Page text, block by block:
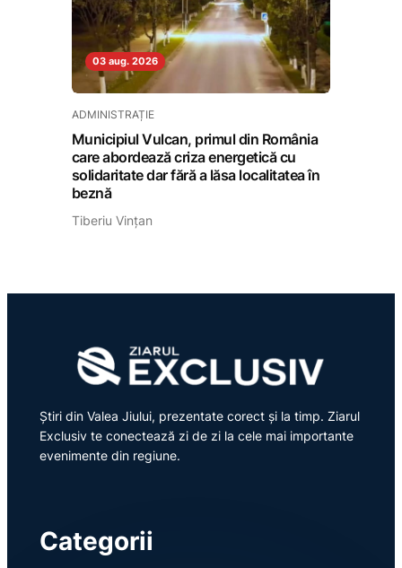
03 aug. 2026
ADMINISTRAȚIE
Municipiul Vulcan, primul din România
care abordează criza energetică cu
solidaritate dar fără a lăsa localitatea în
beznă
Tiberiu Vințan
Știri din Valea Jiului, prezentate corect și la timp. Ziarul
Exclusiv te conectează zi de zi la cele mai importante
evenimente din regiune.
Categorii